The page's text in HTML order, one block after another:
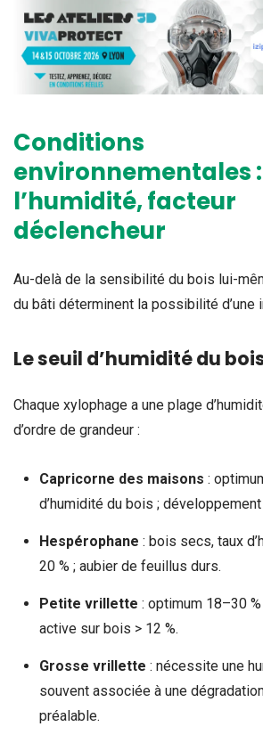
Conditions
environnementales :
l’humidité, facteur
déclencheur
Au-delà de la sensibilité du bois lui-
du bâti déterminent la possibilité d’une
Le seuil d’humidité du
Chaque xylophage a une plage
d’ordre de grandeur :
Capricorne des maisons :
d’humidité du bois ;
Hespérophane : bois secs, taux
20 % ; aubier de feuillus durs.
Petite vrillette : optimum 18–30
active sur bois > 12 %.
Grosse vrillette : nécessite une
souvent associée à une
préalable.